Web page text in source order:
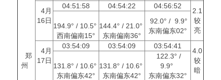
郑
州
4月
16日
04:51:58 04:54:22 04:56:52
2.1
较
亮
194.9° / 10.5°
西南偏南15°
144.4° / 21.0°
东南偏南36°
92.0° / 9.9°
东南偏东02°
4月
17日
03:54:09 03:54:09 03:54:41
4.0
较
暗
131.8° / 10.6°
东南偏东42°
131.8° / 10.6°
东南偏东42°
122.3° /
9.9°
东南偏东32°